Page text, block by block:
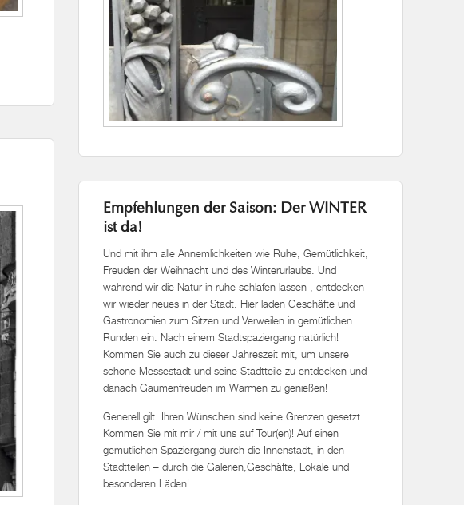
Empfehlungen der Saison: Der WINTER
ist da!
Und mit ihm alle Annemlichkeiten wie Ruhe, Gemütlichkeit,
Freuden der Weihnacht und des Winterurlaubs. Und
während wir die Natur in ruhe schlafen lassen , entdecken
wir wieder neues in der Stadt. Hier laden Geschäfte und
Gastronomien zum Sitzen und Verweilen in gemütlichen
Runden ein. Nach einem Stadtspaziergang natürlich!
Kommen Sie auch zu dieser Jahreszeit mit, um unsere
schöne Messestadt und seine Stadtteile zu entdecken und
danach Gaumenfreuden im Warmen zu genießen!
Generell gilt: Ihren Wünschen sind keine Grenzen gesetzt.
Kommen Sie mit mir / mit uns auf Tour(en)! Auf einen
gemütlichen Spaziergang durch die Innenstadt, in den
Stadtteilen – durch die Galerien,Geschäfte, Lokale und
besonderen Läden!